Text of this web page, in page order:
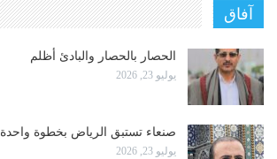
آفاق
الحصار بالحصار والبادئ أظلم
يوليو 23, 2026
صنعاء تستبق الرياض بخطوة واحدة
يوليو 23, 2026